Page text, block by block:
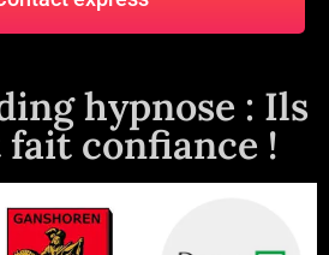
hypnose : Ils
confiance !